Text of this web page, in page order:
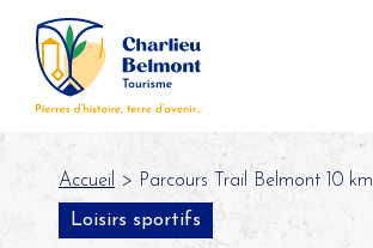
Accueil > Parcours Trail Belmont 10 km
Loisirs sportifs
Panneau de gestion des cookies